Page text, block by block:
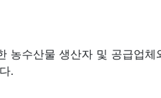
농수산물 생산자 및 공급업
.